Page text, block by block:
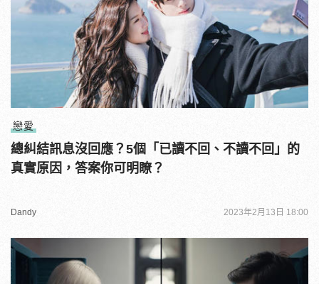
戀愛
總糾結訊息沒回應？5個「已讀不回、不讀不回」的
真實原因，答案你可明瞭？
Dandy 2023年2月13日 18:00